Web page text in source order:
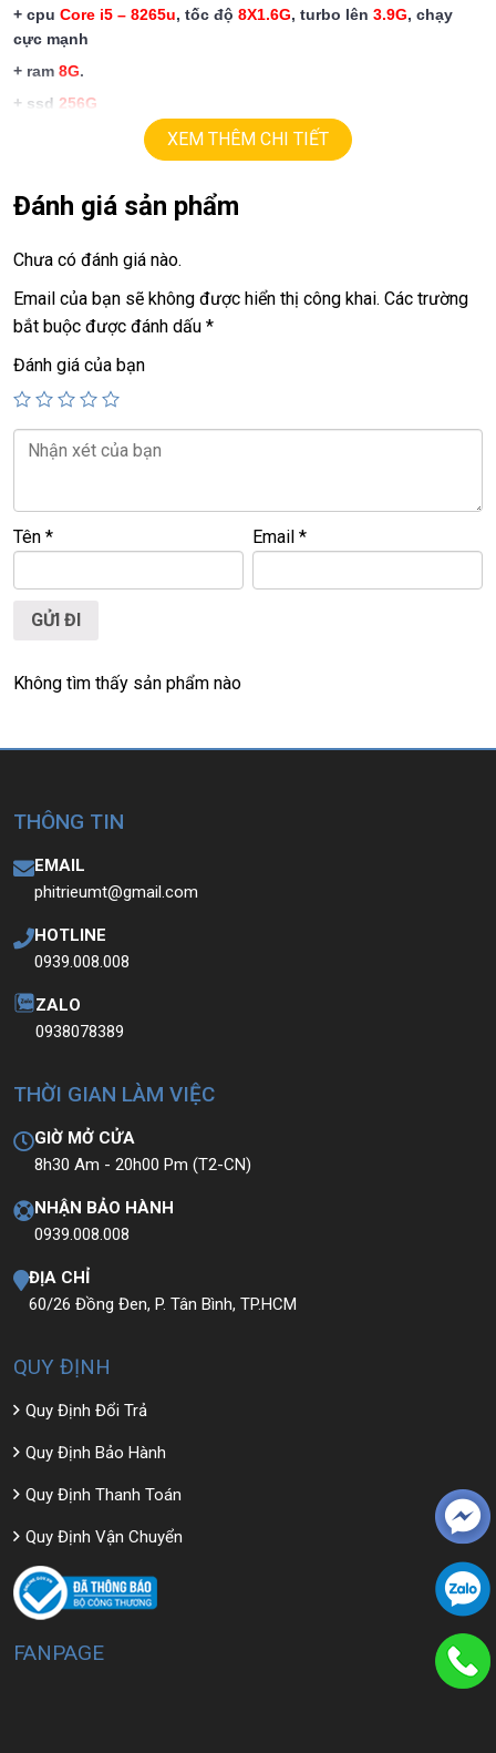
+ cpu Core i5 – 8265u, tốc độ 8X1.6G, turbo lên 3.9G, chạy
cực mạnh
+ ram 8G.
+ ssd 256G
Full HD 1080,tràn viền.
+usb type C, webcam.
+Phím chiclet,có đèn phím.
Giá : 20.9 triệu
=============================================
LAPTOP TRIỀU PHÁT – UY TÍN – CHẤT LƯỢNG – GIÁ RẺ.
Website:LAPTOP TRIỀU PHÁT
ĐC: 60/26 Đồng Đen, p.14, Tân Bình
<<< Tất cả sản phẩm Laptop Triều Phát đều được bao ra
XEM THÊM CHI TIẾT
Đánh giá sản phẩm
Chưa có đánh giá nào.
Email của bạn sẽ không được hiển thị công khai. Các trường
bắt buộc được đánh dấu *
Đánh giá của bạn
Tên * Email*
Không tìm thấy sản phẩm nào
THÔNG TIN
EMAIL
phitrieumt@gmail.com
HOTLINE
0939.008.008
ZALO
0938078389
THỜI GIAN LÀM VIỆC
GIỜ MỞ CỬA
8h30 Am - 20h00 Pm (T2-CN)
NHẬN BẢO HÀNH
0939.008.008
ĐỊA CHỈ
60/26 Đồng Đen, P. Tân Bình, TP.HCM
QUY ĐỊNH
Quy Định Đổi Trả
Quy Định Bảo Hành
Quy Định Thanh Toán
Quy Định Vận Chuyển
FANPAGE